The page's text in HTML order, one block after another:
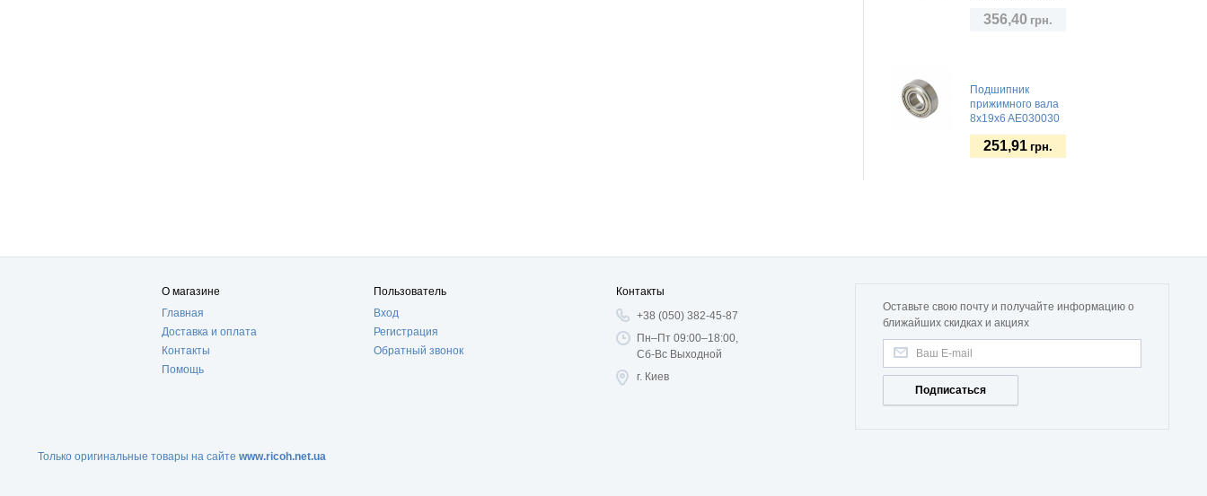
356,40 грн.
Подшипник
прижимного вала
8x19x6 AE030030
251,91 грн.
О магазине
Главная
Доставка и оплата
Контакты
Помощь
Пользователь
Вход
Регистрация
Обратный звонок
Контакты
+38 (050) 382-45-87
Пн–Пт 09:00–18:00,
Сб-Вс Выходной
г. Киев
Оставьте свою почту и получайте информацию о
ближайших скидках и акциях
Подписаться
Только оригинальные товары на сайте www.ricoh.net.ua